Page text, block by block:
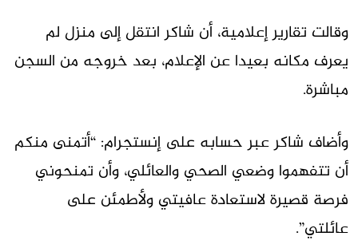
وقالت تقارير إعلامية، أن شاكر انتقل إلى منزل لم
يعرف مكانه بعيدا عن الإعلام، بعد خروجه من السجن
مباشرة.
وأضاف شاكر عبر حسابه على إنستجرام: “أتمنى منكم
أن تتفهموا وضعي الصحي والعائلي، وأن تمنحوني
فرصة قصيرة لاستعادة عافيتي ولأطمئن على
عائلتي”.